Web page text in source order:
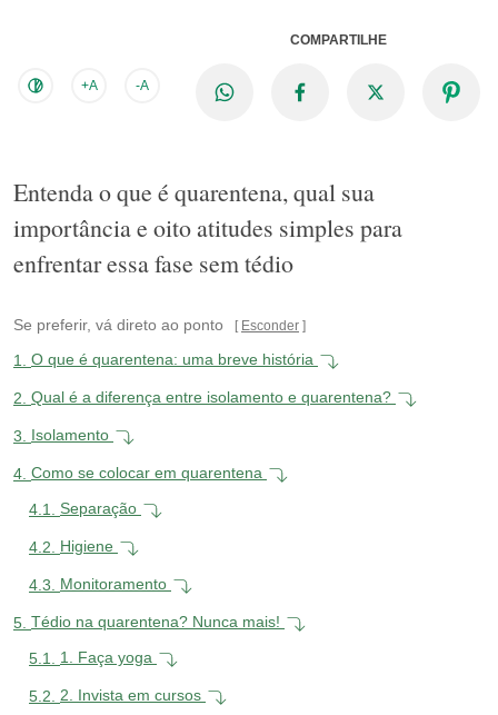
+A -A
COMPARTILHE
Entenda o que é quarentena, qual sua
importância e oito atitudes simples para
enfrentar essa fase sem tédio
Se preferir, vá direto ao ponto Esconder
1. O que é quarentena: uma breve história
2. Qual é a diferença entre isolamento e quarentena?
3. Isolamento
4. Como se colocar em quarentena
4.1.
Separação
4.2. Higiene
4.3. Monitoramento
5. Tédio na quarentena? Nunca mais!
5.1.
1. Faça yoga
5.2. 2. Invista em cursos